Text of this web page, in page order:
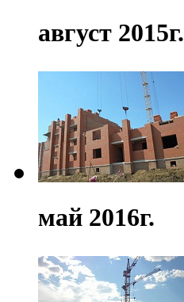
август 2015г.
май 2016г.